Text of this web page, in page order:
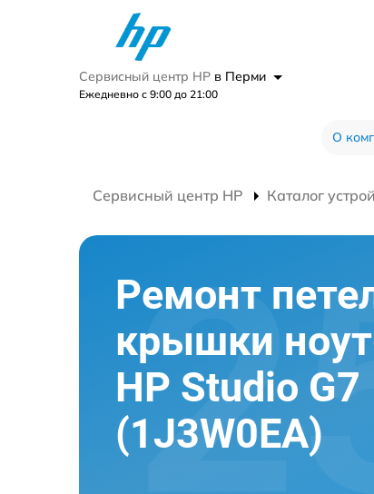
Сервисный центр HP в Перми
Ежедневно с 9:00 до 21:00
О
Сервисный центр HP Каталог
Ремонт
крышки
HP Studio G7
(1J3W0EA)